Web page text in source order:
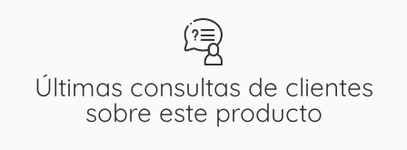
Últimas consultas de clientes
sobre este producto